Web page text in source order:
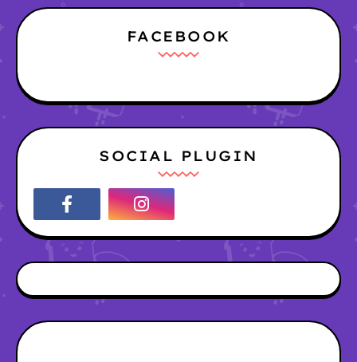
FACEBOOK
SOCIAL PLUGIN